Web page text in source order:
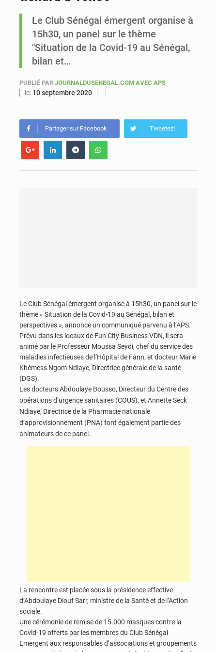
Sénégal : Ousmane Diagne prêtera serment le 11 août comme président du Conseil constitutionnel
Le Club Sénégal émergent organise à
15h30, un panel sur le thème
"Situation de la Covid-19 au Sénégal,
bilan et…
PUBLIÉ PAR JOURNALDUSENEGAL.COM AVEC APS
le: 10 septembre 2020
Partager sur Facebook Tweetez!
Le Club Sénégal émergent organise à 15h30, un panel sur le
thème « Situation de la Covid-19 au Sénégal, bilan et
perspectives », annonce un communiqué parvenu à l’APS.
Prévu dans les locaux de Fun City Business VDN, il sera
animé par le Professeur Moussa Seydi, chef du service des
maladies infectieuses de l’Hôpital de Fann, et docteur Marie
Khémess Ngom Ndiaye, Directrice générale de la santé
(DGS).
Les docteurs Abdoulaye Bousso, Directeur du Centre des
opérations d’urgence sanitaires (COUS), et Annette Seck
Ndiaye, Directrice de la Pharmacie nationale
d’approvisionnement (PNA) font également partie des
animateurs de ce panel.
La rencontre est placée sous la présidence effective
d’Abdoulaye Diouf Sarr, ministre de la Santé et de l’Action
sociale.
Une cérémonie de remise de 15.000 masques contre la
Covid-19 offerts par les membres du Club Sénégal
Emergent aux responsables d’associations et groupements